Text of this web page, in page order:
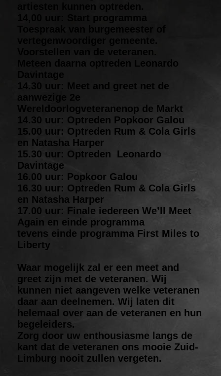
artiesten kunnen optreden.
14,00 uur: Start programma
vertegenwoordiger gemeente.
Voorstellen van de veteranen.
Meteen daarna optreden Leonardo
Davintage
14.30 uur: Meet and greet net de
aanwezige 2e
Wereldoorlogveteranenop de Markt
14.30 uur: Optreden Popkoor Galou
15.00 uur: Optreden Rum & Cola Girls
en Natasha Harper
15.30 uur: Optreden Leonardo
Davintage
16.00 uur: Popkoor Galou
16.30 uur: Optreden Rum & Cola Girls
en Natasha Harper
17.00 uur: Finale iedereen We’ll Meet
Again en einde programma
tevens einde programma First Miles to
Liberty
Waar mogelijk zal er een meet and
greet zijn met de veteranen. Wij
kunnen niet aangeven welke veteranen
daar aan deelnemen. Wij laten dit
helemaal over aan de veteranen en hun
begeleiders.
Zorg door uw enthousiasme langs de
kant dat de veteranen ons mooie Zuid-
Limburg nooit zullen vergeten.